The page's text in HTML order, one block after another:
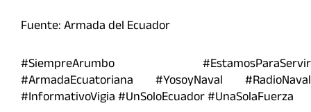
Fuente: Armada del Ecuador
#SiempreArumbo #EstamosParaServir
#ArmadaEcuatoriana #YosoyNaval #RadioNaval
#InformativoVigia #UnSoloEcuador #UnaSolaFuerza